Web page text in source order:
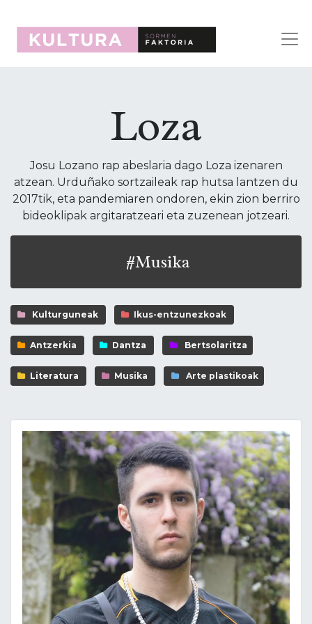
Loza
Josu Lozano rap abeslaria dago Loza izenaren
atzean. Urduñako sortzaileak rap hutsa lantzen du
2017tik, eta pandemiaren ondoren, ekin zion berriro
bideoklipak argitaratzeari eta zuzenean jotzeari.
#Musika
Kulturguneak Ikus-entzunezkoak
Antzerkia Dantza Bertsolaritza
Literatura Musika Arte plastikoak